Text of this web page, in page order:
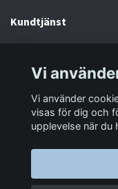
Kundtjänst
Sociala medier
Vi
Vi använder
visas för dig och
upplevelse när du